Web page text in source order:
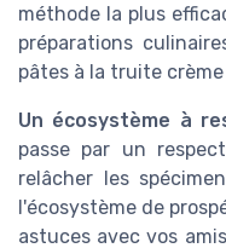
méthode la plus
préparations
pâtes à la truite
Un écosystème à
passe par un
relâcher les
l'écosystème de
astuces avec vos